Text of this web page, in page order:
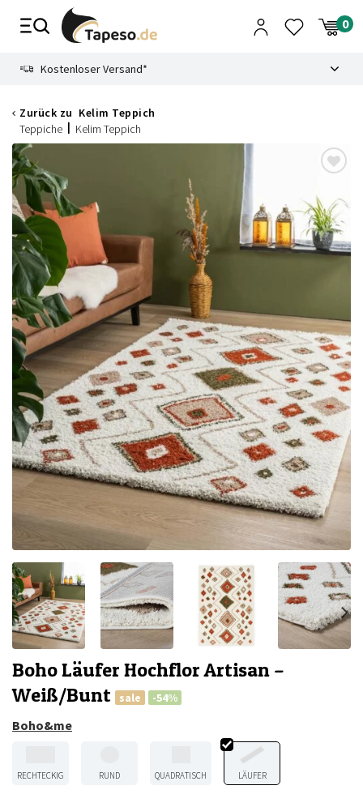
Zusammenbruch
Kostenloser Versand*
Zurück zu Kelim Teppich
Teppiche
Kelim Teppich
Boho Läufer Hochflor Artisan –
Weiß/Bunt
sale -54%
Boho&me
RECHTECKIG RUND QUADRATISCH LÄUFER